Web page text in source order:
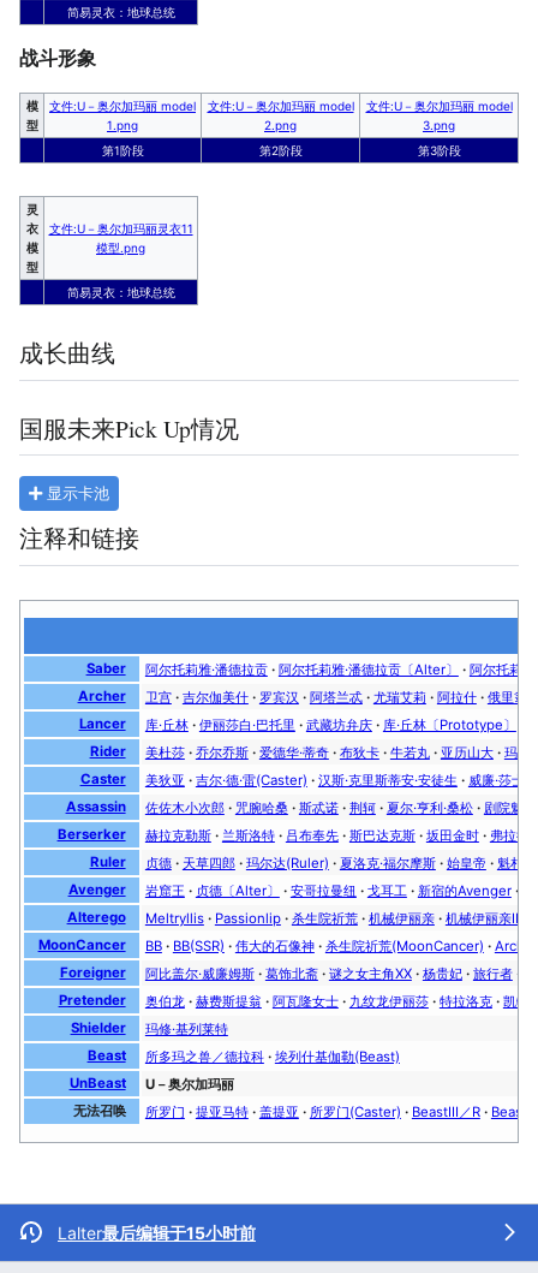
简易灵衣：地球总统
战斗形象
模
型
文件:U－奥尔加玛丽 model
1.png
文件:U－奥尔加玛丽 model
2.png
文件:U－奥尔加玛丽 model
3.png
第1阶段
第2阶段 第3阶段
灵
衣
模
型
文件:U－奥尔加玛丽灵衣11
模型.png
简易灵衣：地球总统
成长曲线
国服未来Pick Up情况
显示卡池
注释和链接
Saber 阿尔托莉雅·潘德拉贡 阿尔托莉雅·潘德拉贡〔Alter〕
阿尔托莉
Archer
卫宫 吉尔伽美什 罗宾汉 阿塔兰忒 尤瑞艾莉 阿拉什 俄里翁
Lancer
库·丘林 伊丽莎白·巴托里 武藏坊弁庆 库·丘林〔Prototype〕
Rider
美杜莎 乔尔乔斯 爱德华·蒂奇 布狄卡 牛若丸 亚历山大
玛丽
Caster
美狄亚 吉尔·德·雷(Caster) 汉斯·克里斯蒂安·安徒生
威廉·莎士
Assassin
佐佐木小次郎 咒腕哈桑 斯忒诺 荆轲 夏尔·亨利·桑松
剧院魅影
Berserker
赫拉克勒斯 兰斯洛特 吕布奉先 斯巴达克斯 坂田金时
弗拉德
Ruler
贞德 天草四郎 玛尔达(Ruler) 夏洛克·福尔摩斯 始皇帝
魁札
Avenger
岩窟王 贞德〔Alter〕 安哥拉曼纽 戈耳工 新宿的Avenger
Alterego
Meltryllis Passionlip 杀生院祈荒 机械伊丽亲
机械伊丽亲Ⅱ号
MoonCancer
BB BB(SSR) 伟大的石像神 杀生院祈荒(MoonCancer)
Foreigner
阿比盖尔·威廉姆斯 葛饰北斋 谜之女主角XX 杨贵妃 旅行者
Pretender
奥伯龙 赫费斯提翁 阿瓦隆女士 九纹龙伊丽莎 特拉洛克
凯特·
Shielder
玛修·基列莱特
Beast
所多玛之兽／德拉科
埃列什基伽勒(Beast)
UnBeast
U－奥尔加玛丽
无法召唤
所罗门 提亚马特 盖提亚 所罗门(Caster) BeastⅢ／R
Lalter最后编辑于15小时前